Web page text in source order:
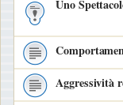
Uno
Aggressività